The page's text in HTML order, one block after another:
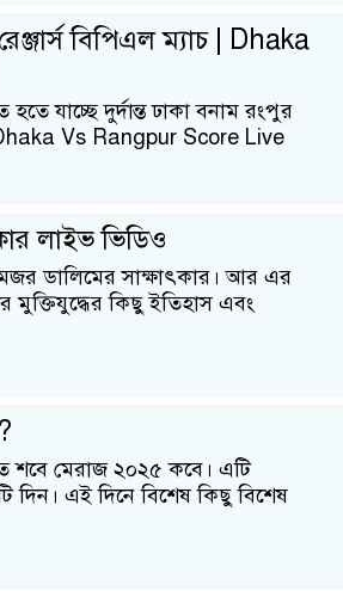
বিপিএল ম্যাচ | Dhaka
যাচ্ছে দুর্দান্ত ঢাকা বনাম রংপুর
Dhaka Vs Rangpur Score Live
লাইভ ভিডিও
ডালিমের সাক্ষাৎকার। আর এর
মুক্তিযুদ্ধের কিছু ইতিহাস এবং
শবে মেরাজ ২০২৫ কবে। এটি
এই দিনে বিশেষ কিছু বিশেষ